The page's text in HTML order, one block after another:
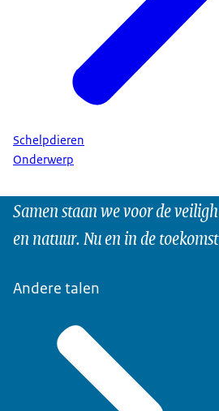
Schelpdieren
Onderwerp
Samen staan we voor de
en natuur. Nu en in de
Andere talen